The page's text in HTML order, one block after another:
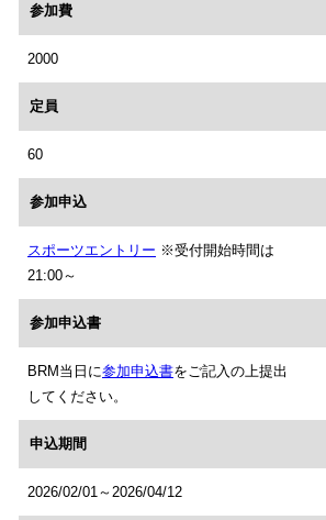
参加費
2000
定員
60
参加申込
スポーツエントリー ※受付開始時間は
21:00～
参加申込書
BRM当日に参加申込書をご記入の上提出
してください。
申込期間
2026/02/01～2026/04/12